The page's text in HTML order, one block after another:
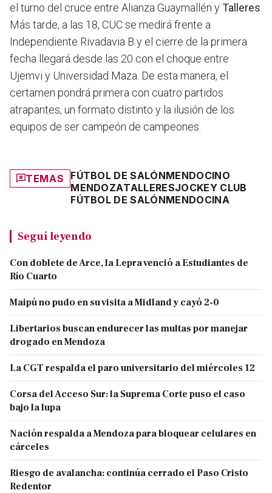
el turno del cruce entre Alianza Guaymallén yTalleres
Más tarde, a las 18, CUC se medirá frente a
Independiente Rivadavia B y el cierre de la primera
fecha llegará desde las 20 con el choque entre
Ujemvi y Universidad Maza. De esta manera, el
certamen pondrá primera con cuatro partidos
atrapantes, un formato distinto y la ilusión de los
equipos de ser campeón de campeones.
TEMAS FÚTBOL DE SALÓNMENDOCINO
MENDOZATALLERESJOCKEY CLUB
FÚTBOL DE SALÓNMENDOCINA
Seguí leyendo
Con doblete de Arce, la Lepra venció a Estudiantes de
Río Cuarto
Maipú no pudo en su visita a Midland y cayó 2-0
Libertarios buscan endurecer las multas por manejar
drogado en Mendoza
La CGT respalda el paro universitario del miércoles 12
Corsa del Acceso Sur: la Suprema Corte puso el caso
bajo la lupa
Nación respalda a Mendoza para bloquear celulares en
cárceles
Riesgo de avalancha: continúa cerrado el Paso Cristo
Redentor